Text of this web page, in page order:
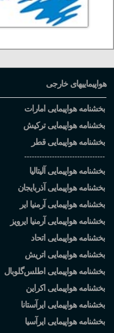
هواپیماییهای خارجی
بخشنامه هواپیمایی امارات
بخشنامه هواپیمایی ترکیش
بخشنامه هواپیمایی قطر
--------------------------------
بخشنامه هواپیمایی آلیتالیا
بخشنامه هواپیمایی آذربایجان
بخشنامه هواپیمایی آرمنیا ایر
بخشنامه هواپیمایی آرمنیا ایرویز
بخشنامه هواپیمایی اتحاد
بخشنامه هواپیمایی اتریش
بخشنامه هواپیمایی اطلسگلوبال
بخشنامه هواپیمایی اکراین
بخشنامه هواپیمایی ایرآستانا
بخشنامه هواپیمایی ایرآسیا